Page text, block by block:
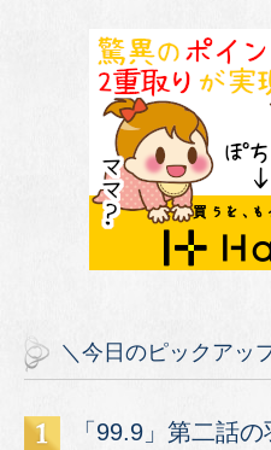
＼今日のピックアッ
「99.9」第二話